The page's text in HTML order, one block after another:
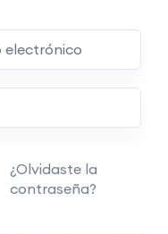
¿Olvidaste la
contraseña?